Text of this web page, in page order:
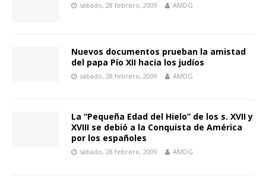
sábado, 28 febrero, 2009 AMDG
Nuevos documentos prueban la amistad
del papa Pío XII hacia los judíos
sábado, 28 febrero, 2009 AMDG
La “Pequeña Edad del Hielo” de los s. XVII y
XVIII se debió a la Conquista de América
por los españoles
sábado, 28 febrero, 2009 AMDG